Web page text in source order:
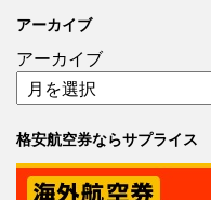
アーカイブ
アーカイブ
格安航空券ならサプライス